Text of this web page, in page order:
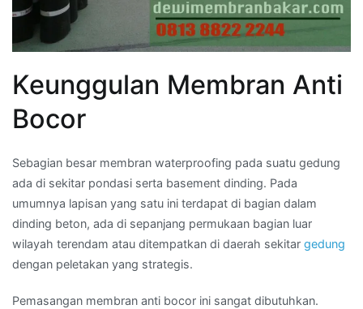
Keunggulan Membran Anti
Bocor
Sebagian besar membran waterproofing pada suatu gedung
ada di sekitar pondasi serta basement dinding. Pada
umumnya lapisan yang satu ini terdapat di bagian dalam
dinding beton, ada di sepanjang permukaan bagian luar
wilayah terendam atau ditempatkan di daerah sekitar gedung
dengan peletakan yang strategis.
Pemasangan membran anti bocor ini sangat dibutuhkan.